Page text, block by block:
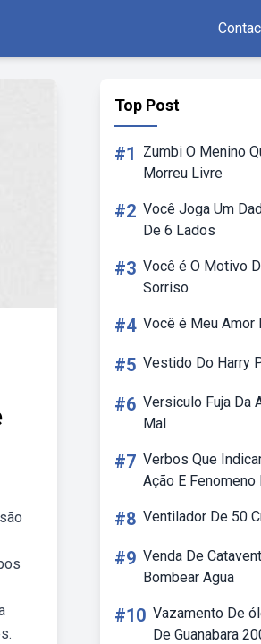
Top Post
#1
Zumbi O Menino
Morreu Livre
#2 Você Joga Um
De 6 Lados
#3 Você é O Motivo
Sorriso
#4 Você é Meu Amor
#5 Vestido Do Harry
#6 Versiculo Fuja Da
Mal
#7 Verbos Que
Ação E Fenomeno
#8 Ventilador De 50
#9 Venda De
Bombear Agua
#10 Vazamento De
De Guanabara